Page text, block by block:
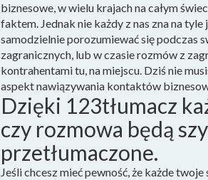
biznesowe, w wielu krajach na całym
faktem. Jednak nie każdy z nas zna na
samodzielnie porozumiewać się podczas
zagranicznych, lub w czasie rozmów z
kontrahentami tu, na miejscu. Dziś nie
aspekt nawiązywania kontaktów
Dzięki 123tłumacz
czy rozmowa będą
przetłumaczone.
Jeśli chcesz mieć pewność, że każde